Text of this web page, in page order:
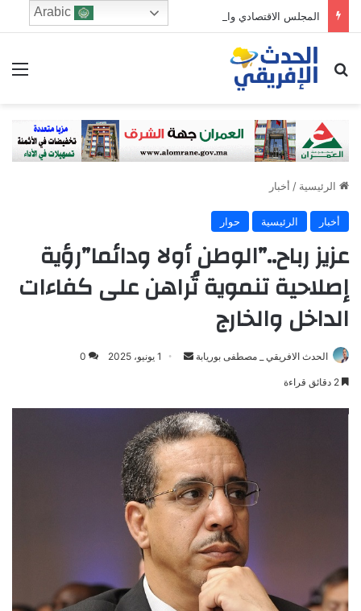
المجلس الاقتصادي والرشد الرقمي: من يحرس الطفولة في زمن الخوارزميات؟
ابحث عن
الرئيسية / أخبار
أخبار الرئيسية حوار
عزيز رباح..”الوطن أولا ودائما”رؤية
إصلاحية تنموية تُراهن على كفاءات
الداخل والخارج
الحدث الافريقي _ مصطفى بوريابة
Send 1 يونيو، 2025 0
Arabic